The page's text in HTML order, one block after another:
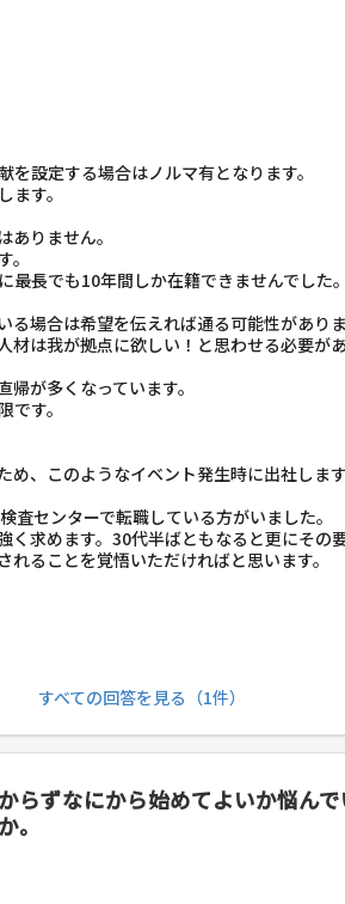
設定する場合はノルマ有となります。
す。
りません。
長でも10年間しか在籍できませんでした。
場合は希望を伝えれば通る可能性がありま
は我が拠点に欲しい！と思わせる必要があ
が多くなっています。
す。
、このようなイベント発生時に出社します
センターで転職している方がいました。
求めます。30代半ばともなると更にそ
ることを覚悟いただければと思います。
すべての回答を見る（1件）
ずなにから始めてよいか悩んで
。